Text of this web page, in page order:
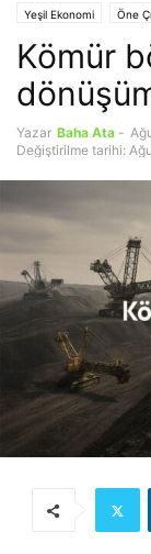
Yeşil Ekonomi Öne
Kömür
Yazar Baha Ata -
Değiştirilme tarihi: